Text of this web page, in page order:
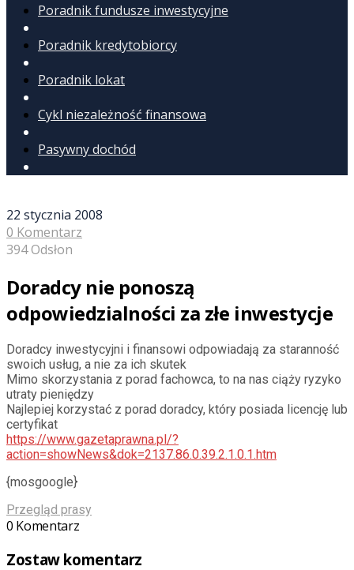
Poradnik fundusze inwestycyjne
Poradnik kredytobiorcy
Poradnik lokat
Cykl niezależność finansowa
Pasywny dochód
22 stycznia 2008
0 Komentarz
394 Odsłon
Doradcy nie ponoszą
odpowiedzialności za złe inwestycje
Doradcy inwestycyjni i finansowi odpowiadają za staranność
swoich usług, a nie za ich skutek
Mimo skorzystania z porad fachowca, to na nas ciąży ryzyko
utraty pieniędzy
Najlepiej korzystać z porad doradcy, który posiada licencję lub
certyfikat
https://www.gazetaprawna.pl/?
action=showNews&dok=2137.86.0.39.2.1.0.1.htm
{mosgoogle}
Przegląd prasy
0 Komentarz
Zostaw komentarz